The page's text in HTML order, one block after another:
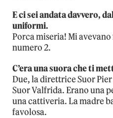
E ci sei andata davvero,
uniformi.
Porca miseria! Mi
numero 2.
C’era una suora che ti
Due, la direttrice Suor
Suor Valfrida. Erano una
una cattiveria. La madre
favolosa.